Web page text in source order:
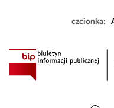
czcionka: